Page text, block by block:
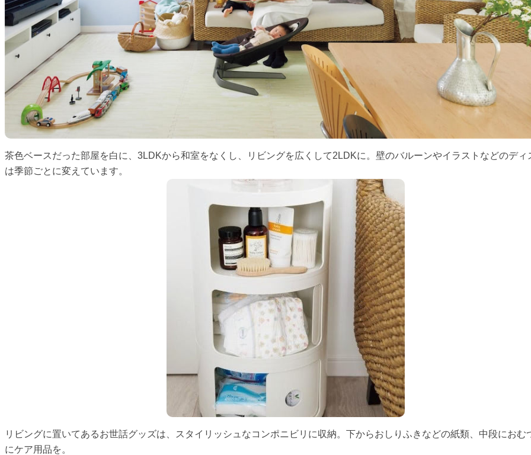
茶色ベースだった部屋を白に、3LDKから和室をなくし、リビングを広くして2LDKに。壁のバルーンやイラストなどのディ
は季節ごとに変えています。
リビングに置いてあるお世話グッズは、スタイリッシュなコンポニビリに収納。下からおしりふきなどの紙類、中段におむ
にケア用品を。